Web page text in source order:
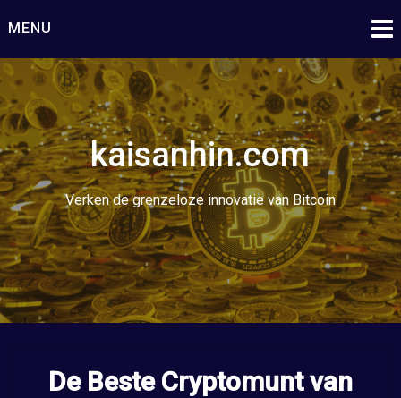
naar
inhoud
MENU
kaisanhin.com
Verken de grenzeloze innovatie van Bitcoin
De Beste Cryptomunt van